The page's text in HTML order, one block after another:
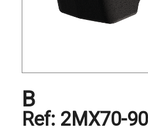
B
Ref: 2MX70-